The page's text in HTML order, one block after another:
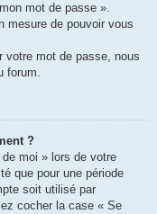
mot de passe ».
mesure de pouvoir vous
votre mot de passe, nous
forum.
?
moi » lors de votre
que pour une période
soit utilisé par
cocher la case « Se